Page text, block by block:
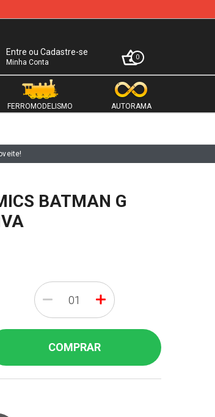
Entre ou Cadastre-se
Minha Conta
0
FERROMODELISMO AUTORAMA
BATMAN G
- +
COMPRAR